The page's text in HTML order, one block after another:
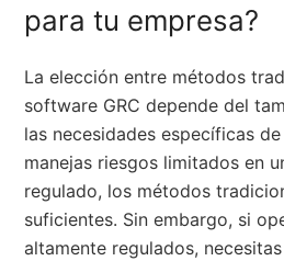
para tu empresa?
La elección entre métodos
software GRC depende del
las necesidades específicas
manejas riesgos limitados en
regulado, los métodos
suficientes. Sin embargo, si
altamente regulados,